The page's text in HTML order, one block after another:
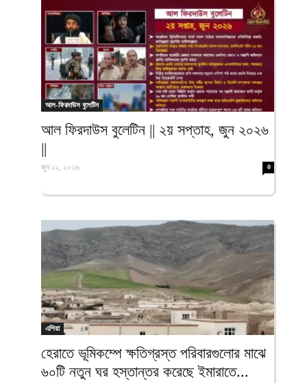
আল-ফিরদাউস বুলেটিন
আল ফিরদাউস বুলেটিন || ২য় সপ্তাহ, জুন ২০২৬
||
জুন ১২, ২০২৬ 0
এশিয়া
হেরাতে ভূমিকম্পে ক্ষতিগ্রস্ত পরিবারগুলোর মাঝে
৬০টি নতুন ঘর হস্তান্তর করেছে ইমারাতে...